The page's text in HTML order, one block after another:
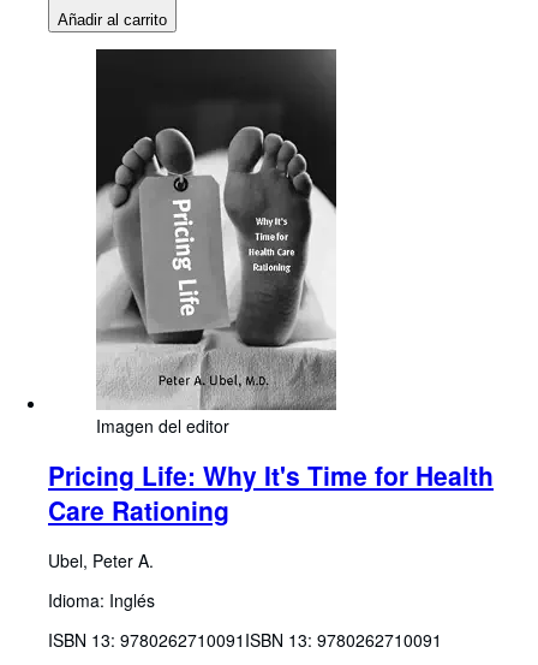
Añadir al carrito
Imagen del editor
Pricing Life: Why It's Time for Health
Care Rationing
Ubel, Peter A.
Idioma: Inglés
ISBN 13: 9780262710091 ISBN 13: 9780262710091